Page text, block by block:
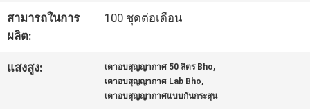
ติดต่อ
เรา
สามารถในการ
ผลิต:
100 ชุดต่อเดือน
แสงสูง: เตาอบสุญญากาศ 50 ลิตร Bho,
เตาอบสุญญากาศ Lab Bho,
เตาอบสุญญากาศแบบกันกระสุน